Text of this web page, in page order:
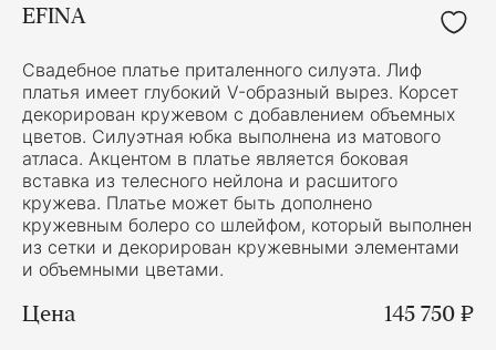
EFINA
Свадебное платье приталенного силуэта. Лиф
платья имеет глубокий V-образный вырез. Корсет
декорирован кружевом с добавлением объемных
цветов. Силуэтная юбка выполнена из матового
атласа. Акцентом в платье является боковая
вставка из телесного нейлона и расшитого
кружева. Платье может быть дополнено
кружевным болеро со шлейфом, который выполнен
из сетки и декорирован кружевными элементами
и объемными цветами.
Цена 145 750 ₽